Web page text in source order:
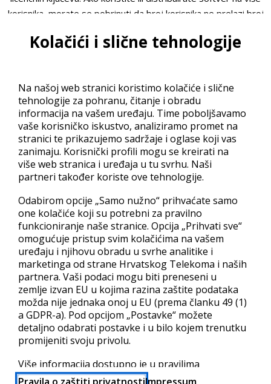
Kolačići i slične tehnologije
Na našoj web stranici koristimo kolačiće i slične
tehnologije za pohranu, čitanje i obradu
informacija na vašem uređaju. Time poboljšavamo
vaše korisničko iskustvo, analiziramo promet na
stranici te prikazujemo sadržaje i oglase koji vas
zanimaju. Korisnički profili mogu se kreirati na
više web stranica i uređaja u tu svrhu. Naši
partneri također koriste ove tehnologije.
Odabirom opcije „Samo nužno“ prihvaćate samo
one kolačiće koji su potrebni za pravilno
funkcioniranje naše stranice. Opcija „Prihvati sve“
omogućuje pristup svim kolačićima na vašem
uređaju i njihovu obradu u svrhe analitike i
marketinga od strane Hrvatskog Telekoma i naših
partnera. Vaši podaci mogu biti preneseni u
zemlje izvan EU u kojima razina zaštite podataka
možda nije jednaka onoj u EU (prema članku 49 (1)
a GDPR-a). Pod opcijom „Postavke“ možete
detaljno odabrati postavke i u bilo kojem trenutku
promijeniti svoju privolu.
Više informacija dostupno je u pravilima
privatnosti i popisu partnera.
korisnika, morate se pobrinuti da broj korisnika ne prelazi broj
Ugovor.
bilo koje licencne ključeve koje ste dobili. Ne smijete mijenjati
ili prilagođavati Softver ili bilo koje licencne ključeve koje ste
dobili na bilo koji način. Smijete napraviti jednu kopiju Softvera,
Dokumentacije ili bilo kojeg licencnog ključa koji ste dobili
isključivo kao sigurnosnu kopiju ili u svrhu arhiviranja. Sve
takve kopije Softvera, Dokumentacije ili licencnih ključeva
moraju uključivati obavijesti i oznake o autorskim pravima ili
drugim pravima intelektualnog vlasništva koja su bila uključena
uz materijal kad ste ga prvi put primili. Izuzev odobrenja
definiranog u ovoj točki, niti jednu kopiju Softvera,
Dokumentacije, odnosno licencnih ključeva, ili bilo koji njihov
dio, ne smijete napraviti Vi niti bilo koja osoba pod Vašom
odgovornošću ili nadzorom.
1.4. Dodjeljivanje prava. Svoja prava na Softver,
Dokumentaciju ili licencne ključeve, koja su definirana ovim
Ugovorom, nećete dalje licencirati, davati u zakup, najam niti
posuđivati bilo kojoj stranci bez prethodno dobivene pisane
suglasnosti poduzeća Parallels.
2. Intelektualno vlasništvo i povjerljivost